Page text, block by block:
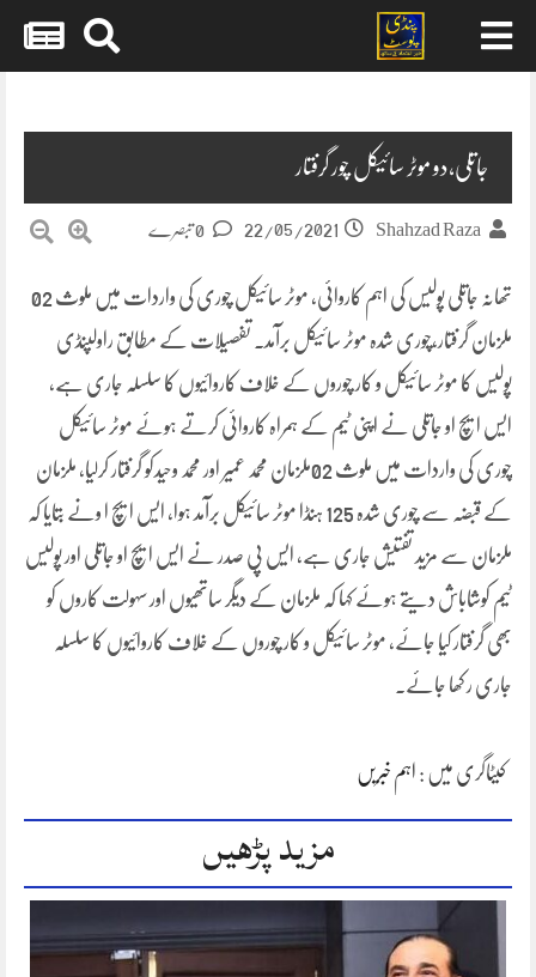
جاتلی،دو موٹر سائیکل چور گرفتار
Shahzad Raza
22/05/2021
تھانہ جاتلی پولیس کی اہم کاروائی، موٹر سائیکل چوری کی واردات میں ملوث 02
ملزمان گرفتار،چوری شدہ موٹر سائیکل برآمد۔ تفصیلات کے مطابق راولپنڈی
پولیس کا موٹر سائیکل و کار چوروں کے خلاف کاروائیوں کا سلسلہ جاری ہے،
ایس ایچ او جاتلی نے اپنی ٹیم کے ہمراہ کاروائی کرتے ہوئے موٹر سائیکل
چوری کی واردات میں ملوث 02ملزمان محمد عمیر اور محمد وحیدکو گرفتار کرلیا، ملزمان
کے قبضہ سے چوری شدہ 125 ہنڈا موٹر سائیکل برآمد ہوا، ایس ایچ ا ونے بتایا کہ
ملزمان سے مزید تفتیش جاری ہے، ایس پی صدر نے ایس ایچ او جاتلی اور پولیس
ٹیم کوشاباش دیتے ہوئے کہا کہ ملزمان کے دیگر ساتھیوں اور سہولت کاروں کو
بھی گرفتار کیا جائے، موٹر سائیکل و کار چوروں کے خلاف کاروائیوں کا سلسلہ
جاری ر کھا جائے۔
کیٹاگری میں : اہم خبریں
مزید پڑھیں